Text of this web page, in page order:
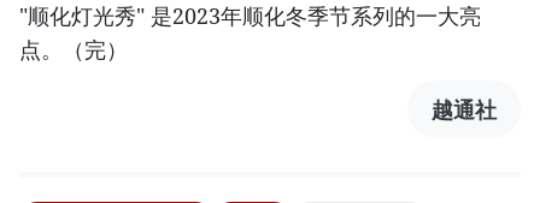
"顺化灯光秀" 是2023年顺化冬季节系列的一大亮
点。（完）
越通社